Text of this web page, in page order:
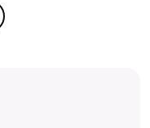
Facebook
sur Linkedin
cette page sur Twitter
cette page sur